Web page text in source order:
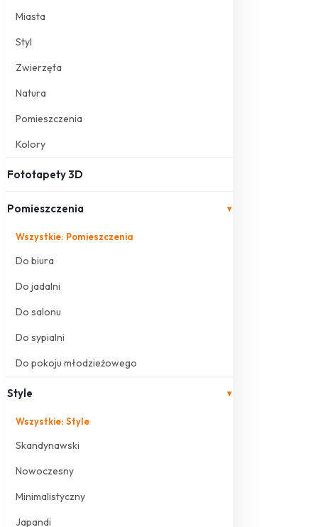
Miasta
Styl
Zwierzęta
Natura
Pomieszczenia
Kolory
Fototapety 3D
Pomieszczenia ▾
Wszystkie: Pomieszczenia
Do biura
Do jadalni
Do salonu
Do sypialni
Do pokoju młodzieżowego
Style ▾
Wszystkie: Style
Skandynawski
Nowoczesny
Minimalistyczny
Japandi